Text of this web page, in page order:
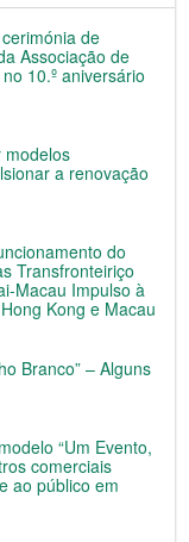
de
Associação de
10.º aniversário
modelos
a renovação
do
Transfronteiriço
Macau Impulso à
Kong e Macau
Branco” – Alguns
“Um Evento,
comerciais
ao público em